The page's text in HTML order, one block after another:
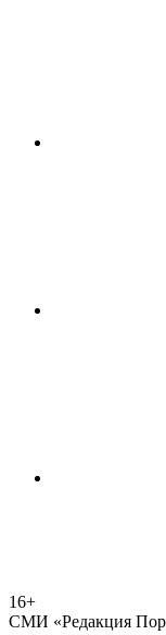
16+
СМИ «Редакция